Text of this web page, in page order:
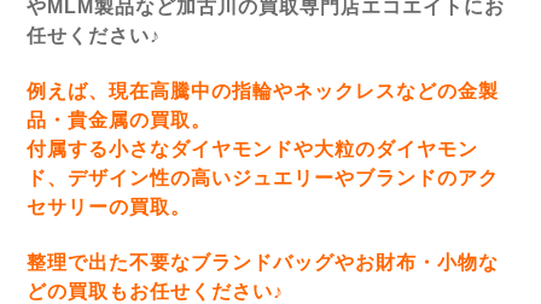
やMLM製品など加古川の買取専門店エコエイトにお
任せください♪
例えば、現在高騰中の指輪やネックレスなどの金製
品・貴金属の買取。
付属する小さなダイヤモンドや大粒のダイヤモン
ド、デザイン性の高いジュエリーやブランドのアク
セサリーの買取。
整理で出た不要なブランドバッグやお財布・小物な
どの買取もお任せください♪